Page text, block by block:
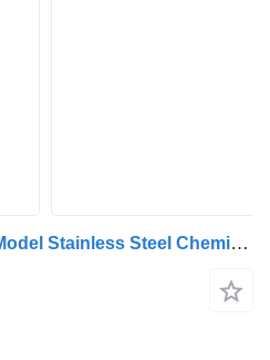
Mas Trailer Tanker 2025 Model Stainless Steel Chemical -7